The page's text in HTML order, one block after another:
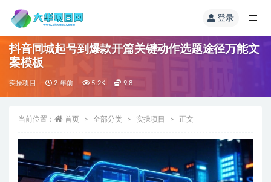
登录
抖音同城起号到爆款开篇关键动作选题途径万能文
案模板
实操项目 2 年前 5.2K 9.8
当前位置： 首页 全部分类 实操项目 正文